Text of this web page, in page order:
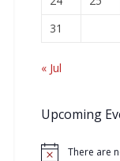
31
« Jul
Upcoming
There are